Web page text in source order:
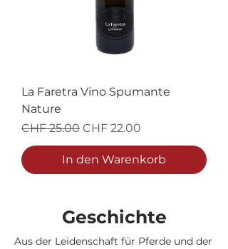
La Faretra Vino Spumante
Nature
Standardpreis
CHF 25.00 Sale-Preis
CHF 22.00
In den Warenkorb
Geschichte
Aus der Leidenschaft für Pferde und der